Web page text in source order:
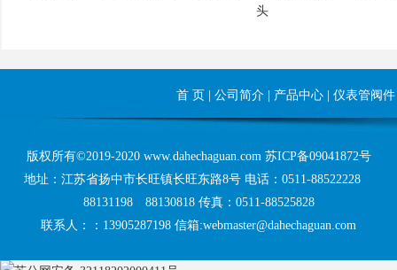
头
首 页 公司简介| 产品中心| 仪表管阀件
版权所有©2019-2020 www.dahechaguan.com 苏ICP备09041872号
地址：江苏省扬中市长旺镇长旺东路8号 电话：0511-88522228
88131198 88130818 传真：0511-88525828
联系人：：13905287198 信箱:webmaster@dahechaguan.com